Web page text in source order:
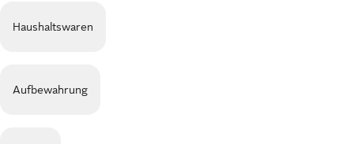
Haushaltswaren
Aufbewahrung